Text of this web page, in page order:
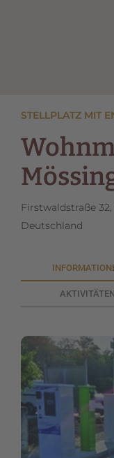
STELLPLATZ MIT
Firstwaldstraße 32,
Deutschland
AKTIVITÄTEN